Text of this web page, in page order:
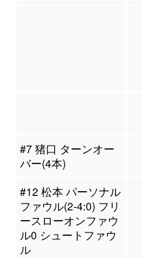
#7 猪口 ターンオー
バー(4本)
#12 松本 パーソナル
ファウル(2-4:0) フリ
ースローオンファウ
ル0 シュートファウ
ル